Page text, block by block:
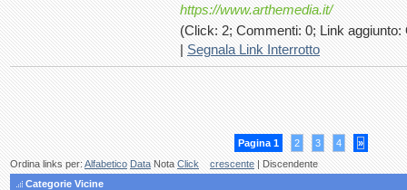
https://www.arthemedia.it/
(Click: 2; Commenti: 0; Link aggiunto:
|Segnala Link Interrotto
Pagina 1 2 3 4
»
Ordina links per:Alfabetico DataNotaClick crescente| Discendente
Categorie Vicine